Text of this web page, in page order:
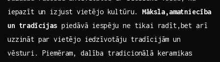
⁤iepazīt​ un⁣ izjust vietējo kultūru. Māksla,amatniecība
un tradīcijas piedāvā ⁤iespēju ne tikai radīt,bet arī
uzzināt par vietējo iedzīvotāju tradīcijām un
vēsturi. Piemēram, dalība tradicionālā keramikas